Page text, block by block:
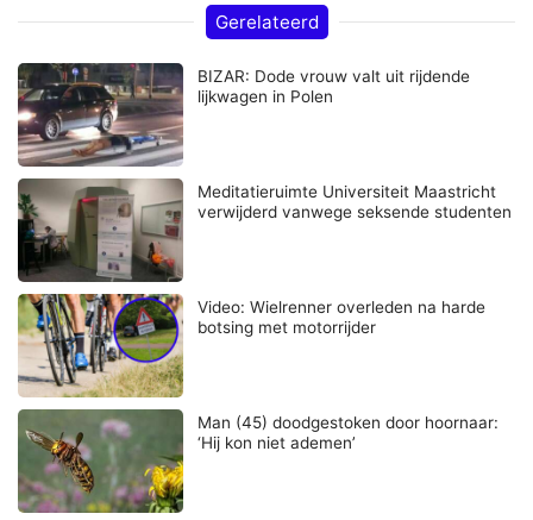
Gerelateerd
BIZAR: Dode vrouw valt uit rijdende
lijkwagen in Polen
Meditatieruimte Universiteit Maastricht
verwijderd vanwege seksende studenten
Video: Wielrenner overleden na harde
botsing met motorrijder
Man (45) doodgestoken door hoornaar:
‘Hij kon niet ademen’